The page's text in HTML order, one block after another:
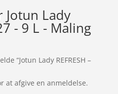
Jotun Lady
- 9 L - Maling
“Jotun Lady REFRESH –
at afgive en anmeldelse.